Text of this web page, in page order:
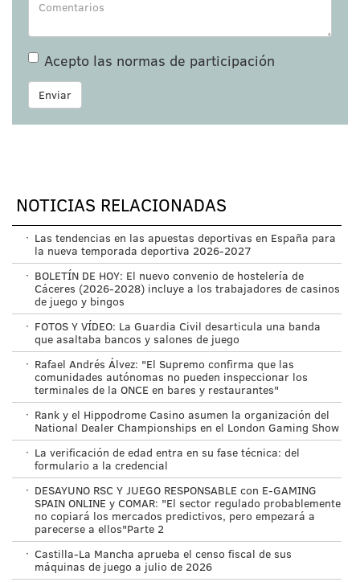
Acepto las normas de participación
Enviar
NOTICIAS RELACIONADAS
· Las tendencias en las apuestas deportivas en España para
la nueva temporada deportiva 2026-2027
· BOLETÍN DE HOY: El nuevo convenio de hostelería de
Cáceres (2026-2028) incluye a los trabajadores de casinos
de juego y bingos
· FOTOS Y VÍDEO: La Guardia Civil desarticula una banda
que asaltaba bancos y salones de juego
· Rafael Andrés Álvez: "El Supremo confirma que las
comunidades autónomas no pueden inspeccionar los
terminales de la ONCE en bares y restaurantes"
· Rank y el Hippodrome Casino asumen la organización del
National Dealer Championships en el London Gaming Show
· La verificación de edad entra en su fase técnica: del
formulario a la credencial
· DESAYUNO RSC Y JUEGO RESPONSABLE con E-GAMING
SPAIN ONLINE y COMAR: "El sector regulado probablemente
no copiará los mercados predictivos, pero empezará a
parecerse a ellos"Parte 2
· Castilla-La Mancha aprueba el censo fiscal de sus
máquinas de juego a julio de 2026